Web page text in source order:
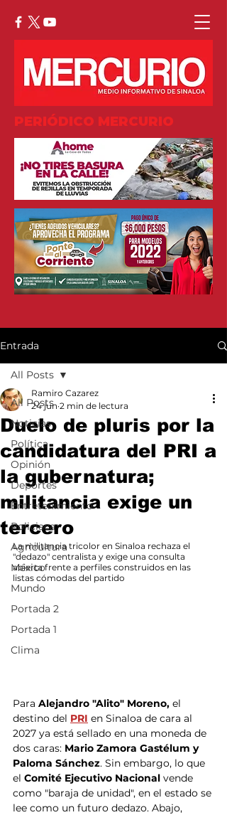
PERIÓDICO MERCURIO
Entrada
All Posts
Noticias
Política
Opinión
Deportes
Entretenimiento
Policiaca
Agricultura
México
Mundo
Portada 2
Portada 1
Clima
All Posts
Duelo de pluris por la
candidatura del PRI a
la gubernatura;
militancia exige un
tercero
Ramiro Cazarez
24 jun 2 min de lectura
La militancia tricolor en Sinaloa rechaza el
"dedazo" centralista y exige una consulta
abierta frente a perfiles construidos en las
listas cómodas del partido
Para Alejandro "Alito" Moreno, el
destino del PRI en Sinaloa de cara al
2027 ya está sellado en una moneda de
dos caras: Mario Zamora Gastélum y
Paloma Sánchez. Sin embargo, lo que
el Comité Ejecutivo Nacional vende
como "baraja de unidad", en el estado se
lee como un futuro dedazo. Abajo,